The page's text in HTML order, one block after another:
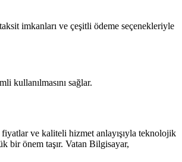
imkanları ve çeşitli ödeme seçenekleriyle
kullanılmasını sağlar.
ve kaliteli hizmet anlayışıyla teknolojik
bir önem taşır. Vatan Bilgisayar,